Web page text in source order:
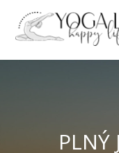
PLNÝ